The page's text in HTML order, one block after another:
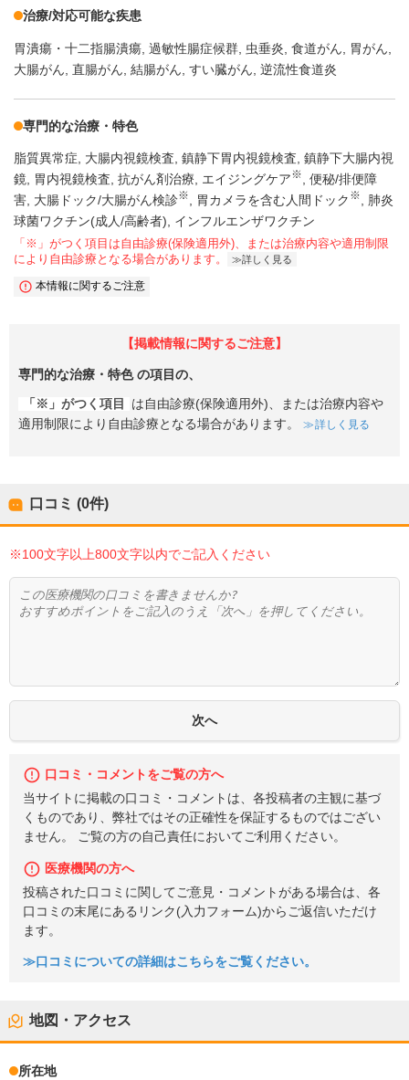
治療/対応可能な疾患
胃潰瘍・十二指腸潰瘍 過敏性腸症候群 虫垂炎 食道がん
胃がん
大腸がん 直腸がん 結腸がん すい臓がん 逆流性食道炎
専門的な治療・特色
脂質異常症 大腸内視鏡検査 鎮静下胃内視鏡検査 鎮静下大腸内視
鏡
胃内視鏡検査 抗がん剤治療 エイジングケア※
便秘/排便障
害 大腸ドック/大腸がん検診※ 胃カメラを含む人間ドック ※
肺炎
球菌ワクチン(成人/高齢者)
インフルエンザワクチン
「※」がつく項目は自由診療(保険適用外)、または治療内容や適用制限
により自由診療となる場合があります。
詳しく見る
本情報に関するご注意
【掲載情報に関するご注意】
専門的な治療・特色の項目の、
「※」がつく項目
は自由診療(保険適用外)、または治療内容や
適用制限により自由診療となる場合があります。
詳しく見る
口コミ (0件)
※100文字以上800文字以内でご記入ください
口コミ・コメントをご覧の方へ
当サイトに掲載の口コミ・コメントは、各投稿者の主観に基づ
くものであり、弊社ではその正確性を保証するものではござい
ません。 ご覧の方の自己責任においてご利用ください。
医療機関の方へ
投稿された口コミに関してご意見・コメントがある場合は、各
口コミの末尾にあるリンク(入力フォーム)からご返信いただけ
ます。
≫口コミについての詳細はこちらをご覧ください。
地図・アクセス
所在地